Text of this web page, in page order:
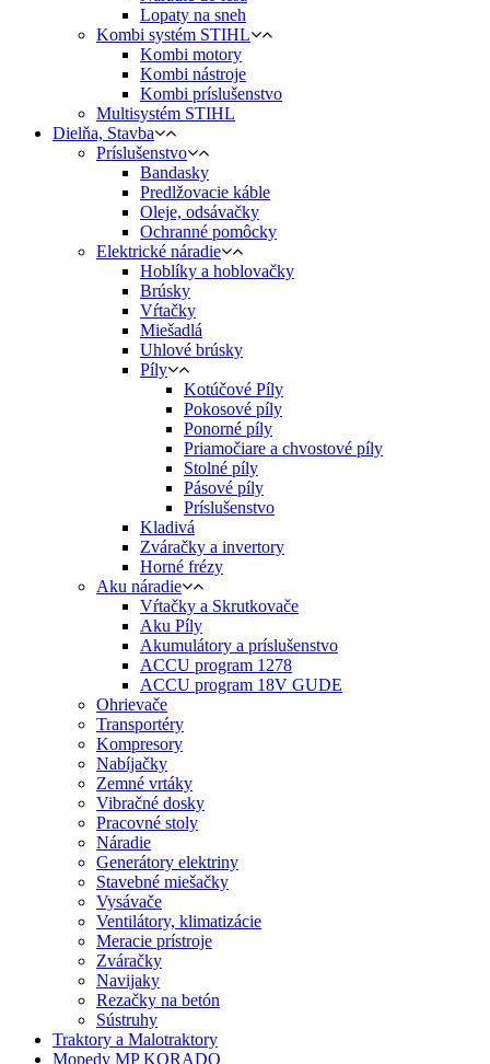
Lopaty na sneh
Kombi systém STIHL
Kombi motory
Kombi nástroje
Kombi príslušenstvo
Multisystém STIHL
Dielňa, Stavba
Príslušenstvo
Bandasky
Predlžovacie káble
Oleje, odsávačky
Ochranné pomôcky
Elektrické náradie
Hoblíky a hoblovačky
Brúsky
Vŕtačky
Miešadlá
Uhlové brúsky
Píly
Kotúčové Píly
Pokosové píly
Ponorné píly
Priamočiare a chvostové píly
Stolné píly
Pásové píly
Príslušenstvo
Kladivá
Zváračky a invertory
Horné frézy
Aku náradie
Vŕtačky a Skrutkovače
Aku Píly
Akumulátory a príslušenstvo
ACCU program 1278
ACCU program 18V GUDE
Ohrievače
Transportéry
Kompresory
Nabíjačky
Zemné vrtáky
Vibračné dosky
Pracovné stoly
Náradie
Generátory elektriny
Stavebné miešačky
Vysávače
Ventilátory, klimatizácie
Meracie prístroje
Zváračky
Navijaky
Rezačky na betón
Sústruhy
Traktory a Malotraktory
Mopedy MP KORADO